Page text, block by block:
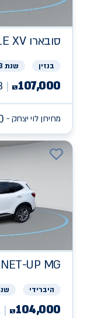
סובארוXV
בנזין שנת 2023
₪107,000
מחירון לוי יצחק -
MG
UP
היברידי שנת
₪104,000